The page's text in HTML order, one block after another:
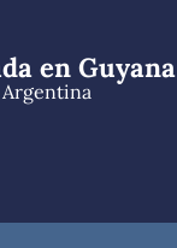
en Guyana